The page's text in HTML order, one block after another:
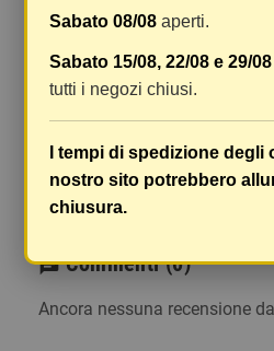
spedizione saranno
essi. Il vostro pacco sarà
ma viene prestata
caso di oggetti fragili.
Le scatole hanno
ampie e i vostri articoli son
chat Commenti (0)
Ancora nessuna recensione
Sabato 08/08 aperti.
Sabato 15/08, 22/08 e 29/08
tutti i negozi chiusi.
I tempi di spedizione degli
nostro sito potrebbero
chiusura.